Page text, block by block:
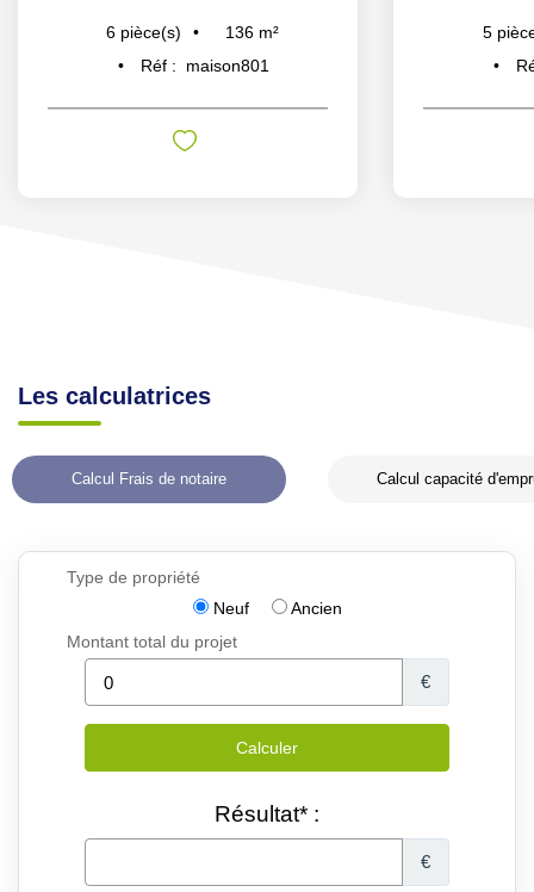
6 pièce(s) 136 m²
Réf :
maison801
5
Les calculatrices
Calcul Frais de notaire Calcul capacité